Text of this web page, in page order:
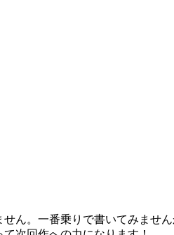
ん。一番乗りで書いてみません